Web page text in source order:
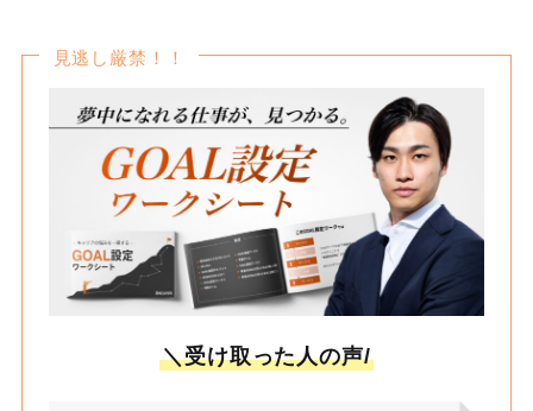
見逃し厳禁！！
＼受け取った人の声/